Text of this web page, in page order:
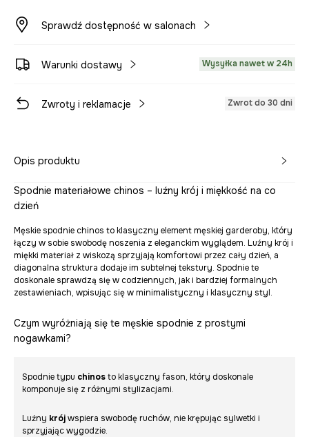
Sprawdź dostępność w salonach
Warunki dostawy Wysyłka nawet w 24h
Zwroty i reklamacje Zwrot do 30 dni
Opis produktu
Spodnie materiałowe chinos – luźny krój i miękkość na co
dzień
Męskie spodnie chinos to klasyczny element męskiej garderoby, który
łączy w sobie swobodę noszenia z eleganckim wyglądem. Luźny krój i
miękki materiał z wiskozą sprzyjają komfortowi przez cały dzień, a
diagonalna struktura dodaje im subtelnej tekstury. Spodnie te
doskonale sprawdzą się w codziennych, jak i bardziej formalnych
zestawieniach, wpisując się w minimalistyczny i klasyczny styl.
Czym wyróżniają się te męskie spodnie z prostymi
nogawkami?
Spodnie typu chinosto klasyczny fason, który doskonale
komponuje się z różnymi stylizacjami.
Luźny krójwspiera swobodę ruchów, nie krępując sylwetki i
sprzyjając wygodzie.